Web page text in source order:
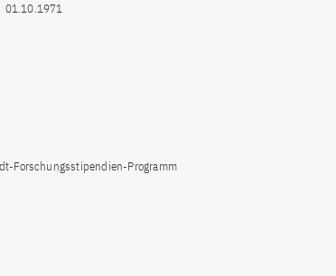
01.10.1971
Forschungsstipendien-Programm